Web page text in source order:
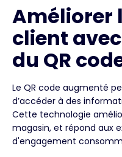
Améliorer
client
du QR
Le QR code augmenté
d’accéder à des
Cette technologie
magasin, et répond aux
d'engagement